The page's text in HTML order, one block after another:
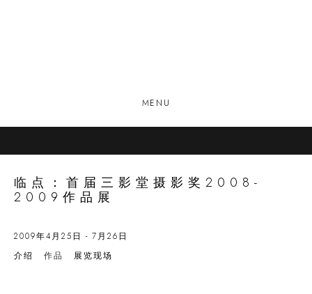
MENU
临点：首届三影堂摄影奖2008-
2009作品展
2009年4月25日 - 7月26日
介绍
作品 展览现场